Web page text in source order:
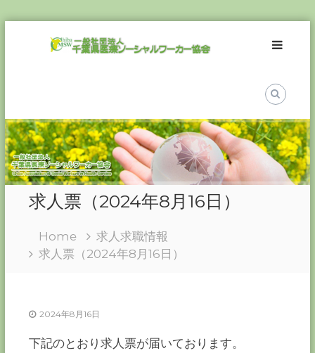
一
般
人
千
葉
県
医
療
ー
シ
カ
求人票（2024年8月16日）
Home
求人求職情報
求人票（2024年8月16日）
2024年8月16日
下記のとおり求人票が届いております。